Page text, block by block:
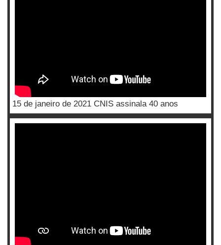
15 de janeiro de 2021 CNIS assinala 40 anos